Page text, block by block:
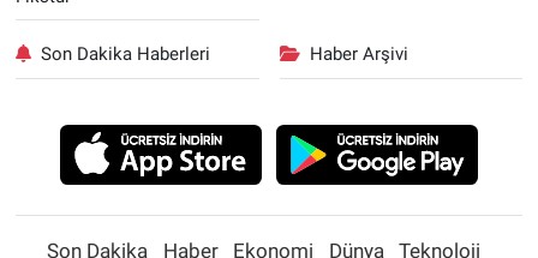
Son Dakika Haberleri Haber Arşivi
Son Dakika Haber Ekonomi Dünya Teknoloji